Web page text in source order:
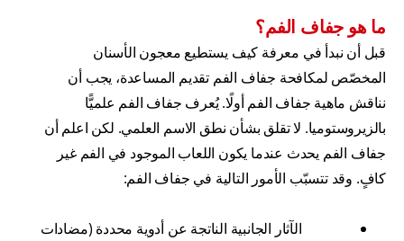
ما هو جفاف الفم؟
قبل أن نبدأ في معرفة كيف يستطيع معجون الأسنان
المخصّص لمكافحة جفاف الفم تقديم المساعدة، يجب أن
نناقش ماهية جفاف الفم أولًا. يُعرف جفاف الفم علميًّا
بالزيروستوميا. لا تقلق بشأن نطق الاسم العلمي. لكن اعلم أن
جفاف الفم يحدث عندما يكون اللعاب الموجود في الفم غير
كافٍ. وقد تتسبّب الأمور التالية في جفاف الفم:
الآثار الجانبية الناتجة عن أدوية محددة (مضادات